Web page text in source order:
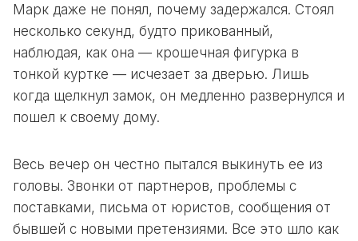
Марк даже не понял, почему задержался. Стоял
несколько секунд, будто прикованный,
наблюдая, как она — крошечная фигурка в
тонкой куртке — исчезает за дверью. Лишь
когда щелкнул замок, он медленно развернулся и
пошел к своему дому.
Весь вечер он честно пытался выкинуть ее из
головы. Звонки от партнеров, проблемы с
поставками, письма от юристов, сообщения от
бывшей с новыми претензиями. Все это шло как